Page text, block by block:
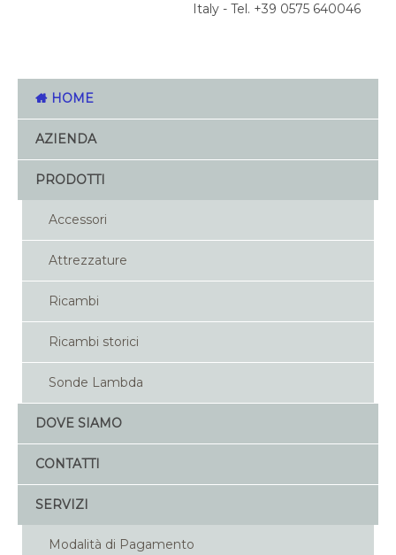
Italy - Tel. +39 0575 640046
HOME
AZIENDA
PRODOTTI
Accessori
Attrezzature
Ricambi
Ricambi storici
Sonde Lambda
DOVE SIAMO
CONTATTI
SERVIZI
Modalità di Pagamento